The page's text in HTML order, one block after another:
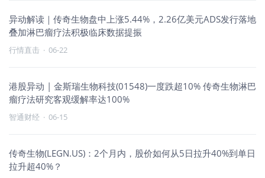
异动解读｜传奇生物盘中上涨5.44%，2.26亿美元ADS发行落地
叠加淋巴瘤疗法积极临床数据提振
行情直击 · 06-22
港股异动 | 金斯瑞生物科技(01548)一度跌超10% 传奇生物淋巴
瘤疗法研究客观缓解率达100%
智通财经 · 06-15
传奇生物(LEGN.US)：2个月内，股价如何从5日拉升40%到单日
拉升超40%？